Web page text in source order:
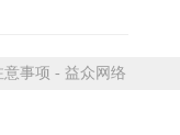
事项 - 益众网络